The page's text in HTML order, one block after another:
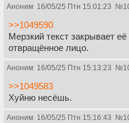
Аноним 16/05/25 Птн 15:01:23 №
>>1049590
Мерзкий текст закрывает
отвращённое лицо.
Аноним 16/05/25 Птн 15:13:23 №
>>1049583
Хуйню несёшь.
Аноним 16/05/25 Птн 15:16:43 №